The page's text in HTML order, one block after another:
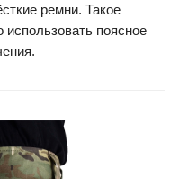
ремни. Такое
поясное